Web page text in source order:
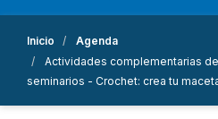
Inicio
Agenda
Actividades complementarias
seminarios - Crochet: crea tu